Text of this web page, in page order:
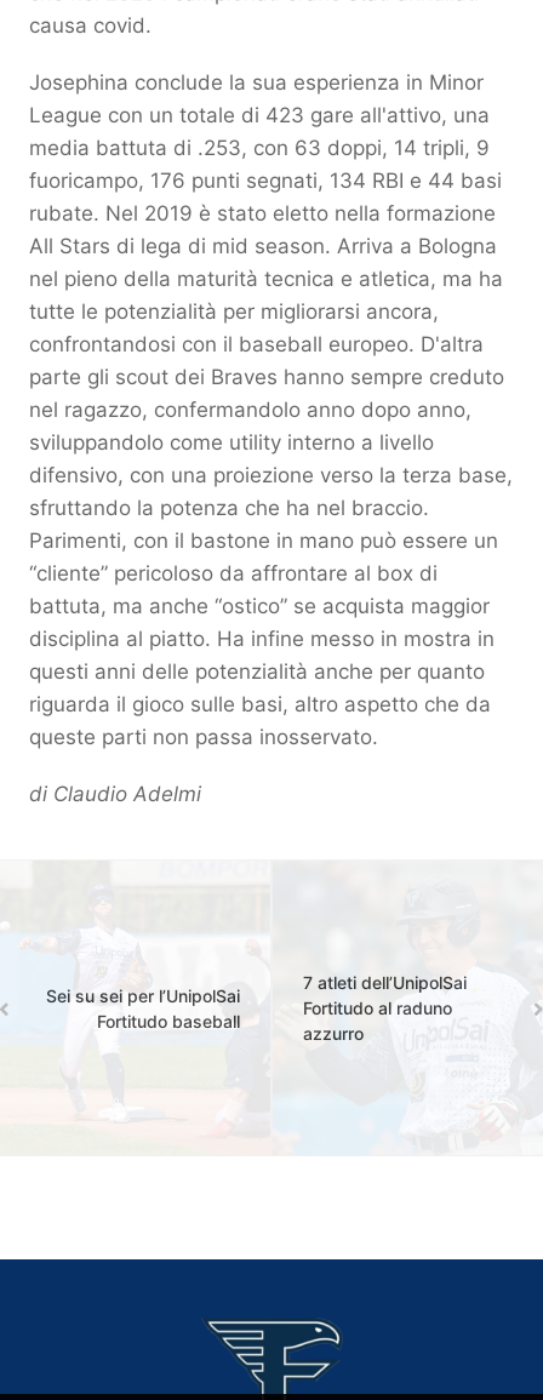
causa covid.
Josephina conclude la sua esperienza in Minor
League con un totale di 423 gare all'attivo, una
media battuta di .253, con 63 doppi, 14 tripli, 9
fuoricampo, 176 punti segnati, 134 RBI e 44 basi
rubate. Nel 2019 è stato eletto nella formazione
All Stars di lega di mid season. Arriva a Bologna
nel pieno della maturità tecnica e atletica, ma ha
tutte le potenzialità per migliorarsi ancora,
confrontandosi con il baseball europeo. D'altra
parte gli scout dei Braves hanno sempre creduto
nel ragazzo, confermandolo anno dopo anno,
sviluppandolo come utility interno a livello
difensivo, con una proiezione verso la terza base,
sfruttando la potenza che ha nel braccio.
Parimenti, con il bastone in mano può essere un
“cliente” pericoloso da affrontare al box di
battuta, ma anche “ostico” se acquista maggior
disciplina al piatto. Ha infine messo in mostra in
questi anni delle potenzialità anche per quanto
riguarda il gioco sulle basi, altro aspetto che da
queste parti non passa inosservato.
di Claudio Adelmi
Sei su sei per l’UnipolSai
Fortitudo baseball
7 atleti dell’UnipolSai
Fortitudo al raduno
azzurro